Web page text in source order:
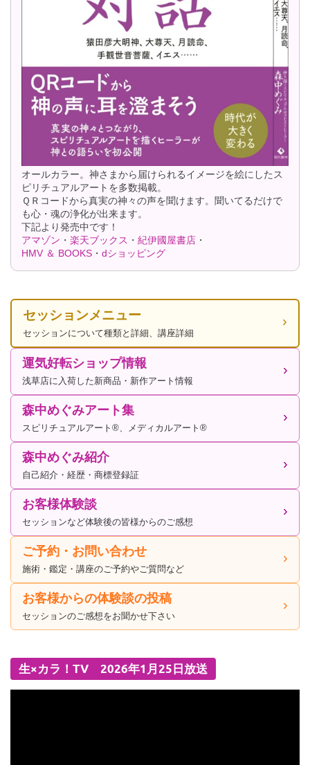
オールカラー。神さまから届けられるイメージを絵にしたス
ピリチュアルアートを多数掲載。
ＱＲコードから真実の神々の声を聞けます。聞いてるだけで
も心・魂の浄化が出来ます。
下記より発売中です！
アマゾン ・ 楽天ブックス ・ 紀伊國屋書店 ・
HMV ＆ BOOKS ・ dショッピング
セッションメニュー
セッションについて種類と詳細、講座詳細
運気好転ショップ情報
浅草店に入荷した新商品・新作アート情報
森中めぐみアート集
スピリチュアルアート®、メディカルアート®
森中めぐみ紹介
自己紹介・経歴・商標登録証
お客様体験談
セッションなど体験後の皆様からのご感想
ご予約・お問い合わせ
施術・鑑定・講座のご予約やご質問など
お客様からの体験談の投稿
セッションのご感想をお聞かせ下さい
生×カラ！TV 2026年1月25日放送